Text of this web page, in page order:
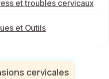
et troubles cervicaux
et Outils
cervicales